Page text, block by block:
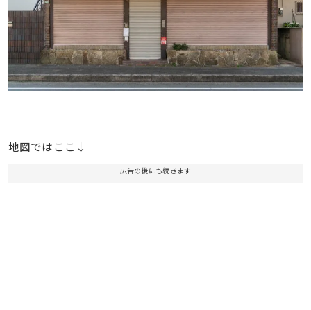
地図ではここ↓
広告の後にも続きます